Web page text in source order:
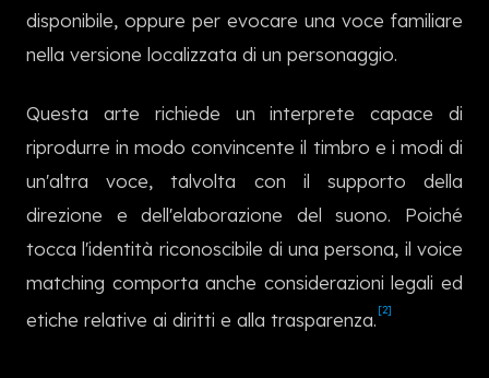
disponibile, oppure per evocare una voce familiare
nella versione localizzata di un personaggio.
Questa arte richiede un interprete capace di
riprodurre in modo convincente il timbro e i modi di
un'altra voce, talvolta con il supporto della
direzione e dell'elaborazione del suono. Poiché
tocca l'identità riconoscibile di una persona, il voice
matching comporta anche considerazioni legali ed
etiche relative ai diritti e alla trasparenza. [2]